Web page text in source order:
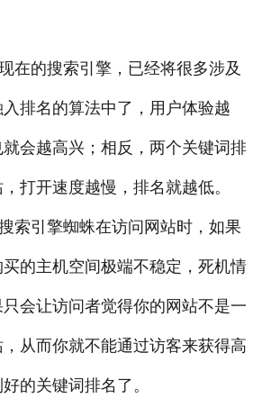
的搜索引擎，已经将很多涉及
排名的算法中了，用户体验越
会越高兴；相反，两个关键词排
打开速度越慢，排名就越低。
引擎蜘蛛在访问网站时，如果
的主机空间极端不稳定，死机情
会让访问者觉得你的网站不是一
从而你就不能通过访客来获得高
的关键词排名了。